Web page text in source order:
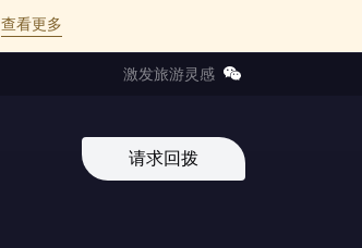
查看更多
激发旅游灵感
请求回拨